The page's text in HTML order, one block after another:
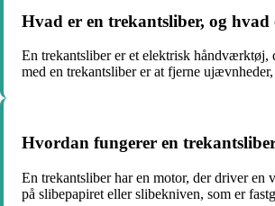
Hvad er en trekantsliber, og hvad
En trekantsliber er et elektrisk håndværktøj,
med en trekantsliber er at fjerne
Hvordan fungerer en
En trekantsliber har en motor, der driver en
på slibepapiret eller slibekniven, som er